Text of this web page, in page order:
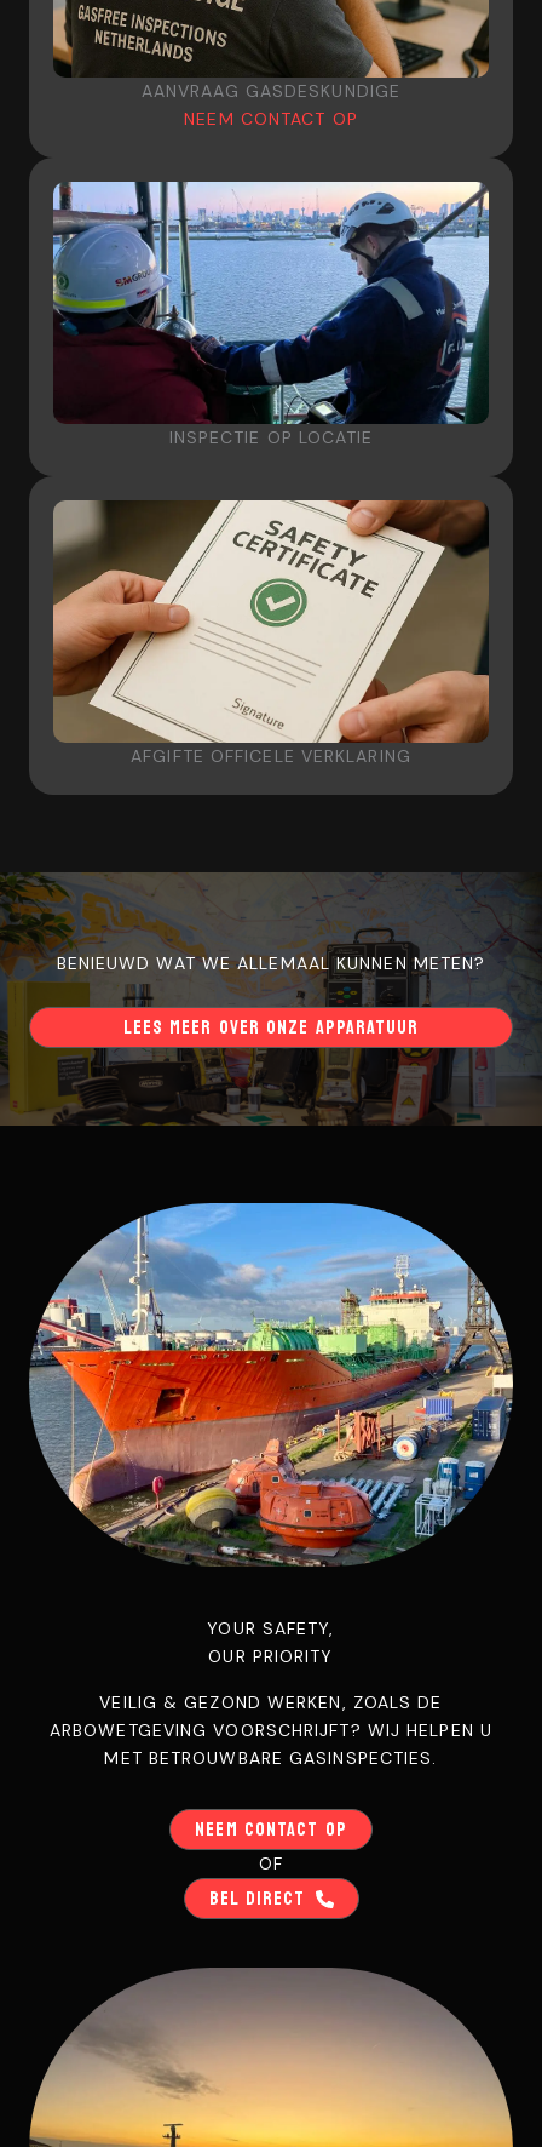
AANVRAAG GASDESKUNDIGE
NEEM CONTACT OP
INSPECTIE OP LOCATIE
AFGIFTE OFFICELE VERKLARING
BENIEUWD WAT WE ALLEMAAL KUNNEN METEN?
LEES MEER OVER ONZE APPARATUUR
YOUR SAFETY,
OUR PRIORITY
VEILIG & GEZOND WERKEN, ZOALS DE
ARBOWETGEVING VOORSCHRIJFT? WIJ HELPEN U
MET BETROUWBARE GASINSPECTIES.
NEEM CONTACT OP
OF
BEL DIRECT